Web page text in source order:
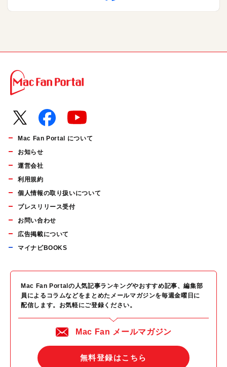
Mac Fan Portal について
お知らせ
運営会社
利用規約
個人情報の取り扱いについて
プレスリリース受付
お問い合わせ
広告掲載について
マイナビBOOKS
Mac Fan Portalの人気記事ランキングやおすすめ記事、編集部
員によるコラムなどをまとめたメールマガジンを毎週金曜日に
配信します。お気軽にご登録ください。
Mac Fan メールマガジン
無料登録はこちら